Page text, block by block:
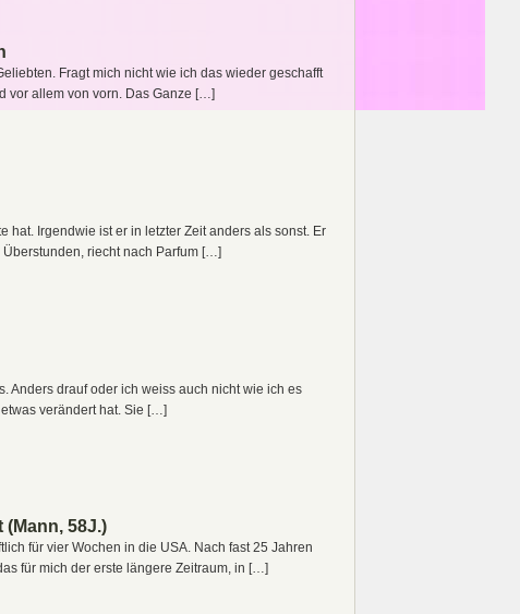
Fragt mich nicht wie ich das wieder geschafft
vor allem von vorn. Das Ganze […]
hat. Irgendwie ist er in letzter Zeit anders als sonst. Er
riecht nach Parfum […]
Anders drauf oder ich weiss auch nicht wie ich es
verändert hat. Sie […]
58J.)
für vier Wochen in die USA. Nach fast 25 Jahren
für mich der erste längere Zeitraum, in […]